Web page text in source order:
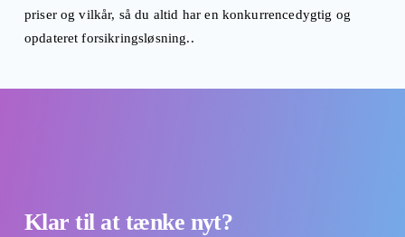
priser og vilkår, så du altid har en konkurrencedygtig og
opdateret forsikringsløsning..
Klar til at tænke nyt?